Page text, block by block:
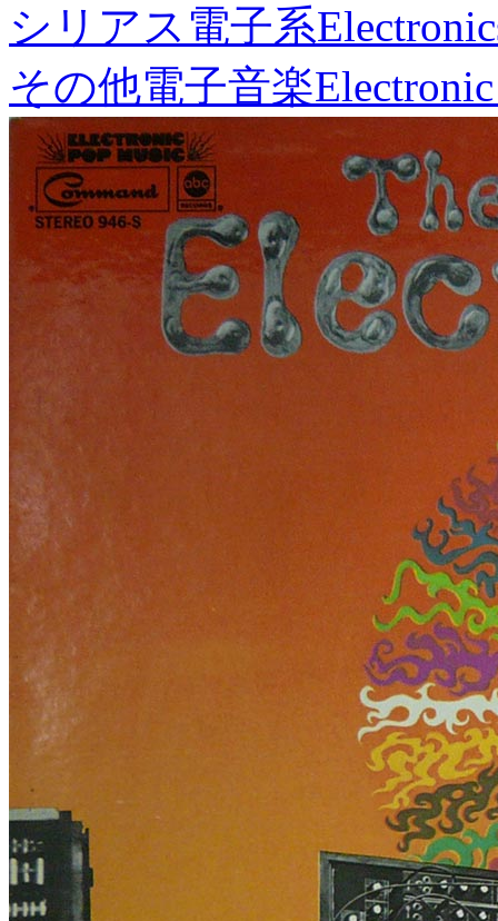
シリアス電子系
その他電子音楽